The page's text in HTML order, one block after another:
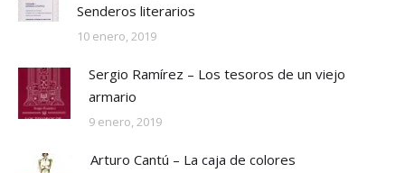
Senderos literarios
10 enero, 2019
Sergio Ramírez – Los tesoros de un viejo
armario
9 enero, 2019
Arturo Cantú – La caja de colores